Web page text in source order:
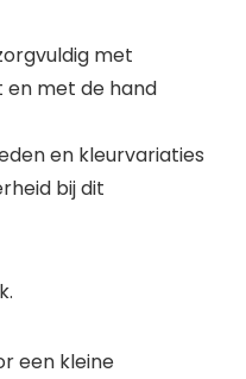
met
en met de hand
en kleurvariaties
bij dit
een kleine